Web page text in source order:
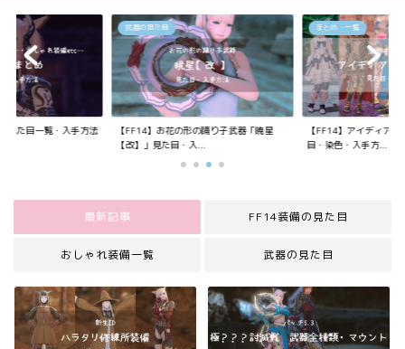
見た目一覧・入手方法
武器の見た目
【FF14】お花の形の踊り子武器「暁星
【改】」見た目・入...
まとめ・一覧
【FF14】アイディア
目・染色・入手方...
最新記事 FF14装備の見た目
おしゃれ装備一覧 武器の見た目